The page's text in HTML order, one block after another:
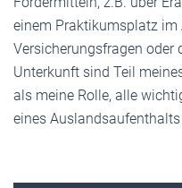
einem Praktikumsplatz im
Versicherungsfragen oder
Unterkunft sind Teil
als meine Rolle, alle
eines